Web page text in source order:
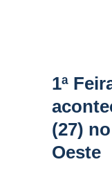
1ª
(27)
Oeste